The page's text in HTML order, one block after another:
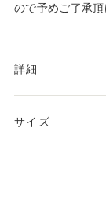
ので予めご了承頂
詳細
サイズ